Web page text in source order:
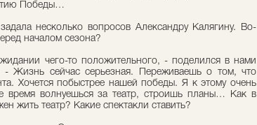
Победы…
несколько вопросов Александру Калягину. Во-
началом сезона?
чего-то положительного, - поделился в нами
- Жизнь сейчас серьезная. Переживаешь о том, что
Хочется побыстрее нашей победы. Я к этому очень
время волнуешься за театр, строишь планы… Как в
жить театр? Какие спектакли ставить?